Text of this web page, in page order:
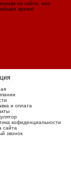
на сайте, или
время!
и оплата
кофиденциальности
сайта
звонок